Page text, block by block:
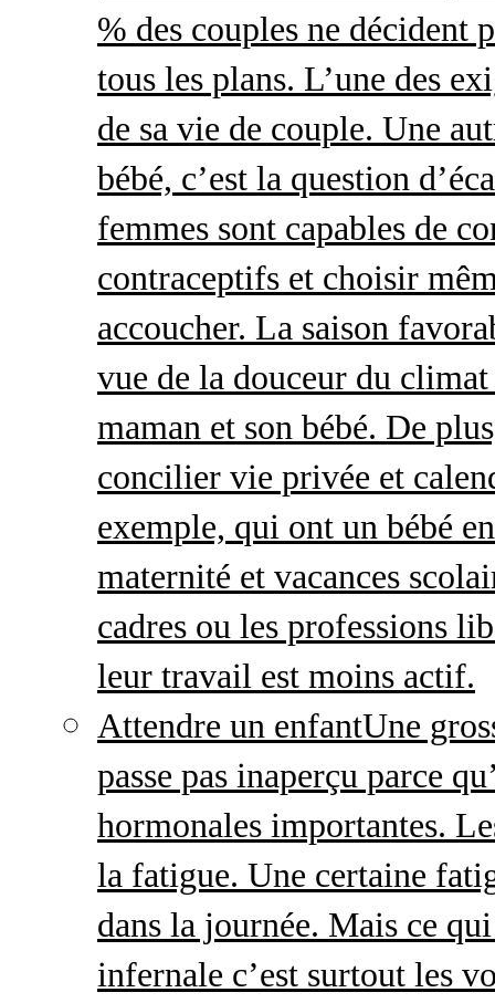
% des couples ne décident
tous les plans. L’une des
de sa vie de couple. Une
bébé, c’est la question
femmes sont capables de
contraceptifs et choisir
accoucher. La saison
vue de la douceur du
maman et son bébé. De
concilier vie privée et
exemple, qui ont un bébé
maternité et vacances
cadres ou les professions
leur travail est moins actif.
Attendre un enfantUne
passe pas inaperçu parce
hormonales importantes.
la fatigue. Une certaine
dans la journée. Mais ce
infernale c’est surtout les